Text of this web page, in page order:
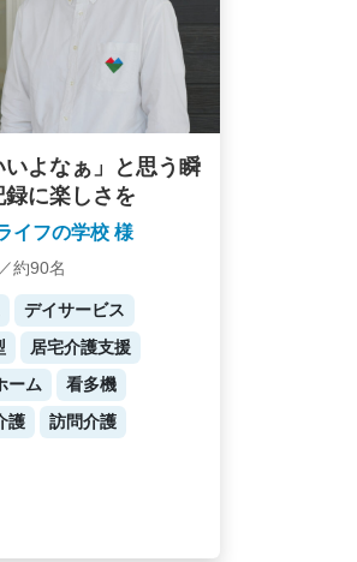
いよなぁ」と思う瞬
に楽しさを
イフの学校 様
約90名
デイサービス
居宅介護支援
ーム
看多機
護
訪問介護